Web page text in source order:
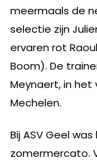
meermaals de
selectie zijn
ervaren rot
Boom). De
Meynaert, in het
Mechelen.
Bij ASV Geel
zomermercato.